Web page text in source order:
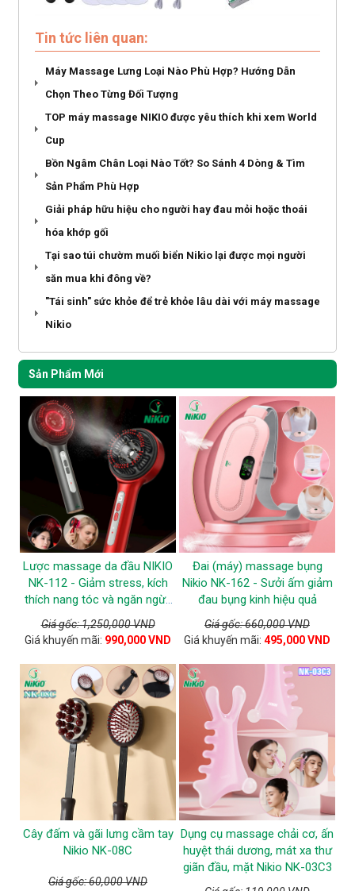
Tin tức liên quan:
Máy Massage Lưng Loại Nào Phù Hợp? Hướng Dẫn
Chọn Theo Từng Đối Tượng
TOP máy massage NIKIO được yêu thích khi xem World
Cup
Bồn Ngâm Chân Loại Nào Tốt? So Sánh 4 Dòng & Tìm
Sản Phẩm Phù Hợp
Giải pháp hữu hiệu cho người hay đau mỏi hoặc thoái
hóa khớp gối
Tại sao túi chườm muối biển Nikio lại được mọi người
săn mua khi đông về?
"Tái sinh" sức khỏe để trẻ khỏe lâu dài với máy massage
Nikio
Sản Phẩm Mới
Lược massage da đầu NIKIO
NK-112 - Giảm stress, kích
thích nang tóc và ngăn ngừa
tóc gãy rụng
Giá gốc: 1,250,000 VND
Giá khuyến mãi: 990,000 VND
Đai (máy) massage bụng
Nikio NK-162 - Sưởi ấm giảm
đau bụng kinh hiệu quả
Giá gốc: 660,000 VND
Giá khuyến mãi: 495,000 VND
Cây đấm và gãi lưng cầm tay
Nikio NK-08C
Giá gốc: 60,000 VND
Dụng cụ massage chải cơ, ấn
huyệt thái dương, mát xa thư
giãn đầu, mặt Nikio NK-03C3